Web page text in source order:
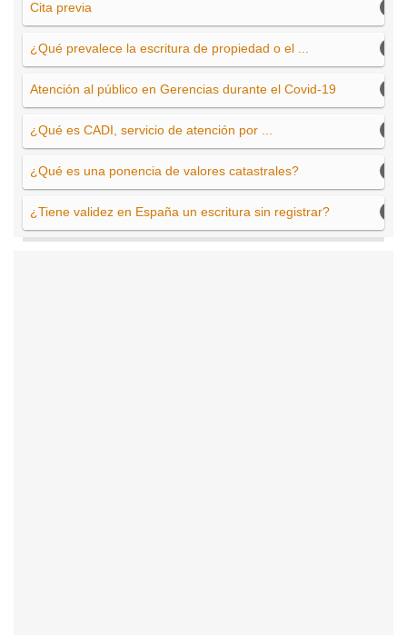
Cita previa
¿Qué prevalece la escritura de propiedad o el ...
Atención al público en Gerencias durante el Covid-19
¿Qué es CADI, servicio de atención por ...
¿Qué es una ponencia de valores catastrales?
¿Tiene validez en España un escritura sin registrar?